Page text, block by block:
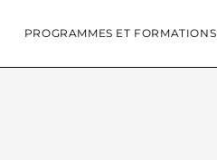
PROGRAMMES ET FORMATIONS